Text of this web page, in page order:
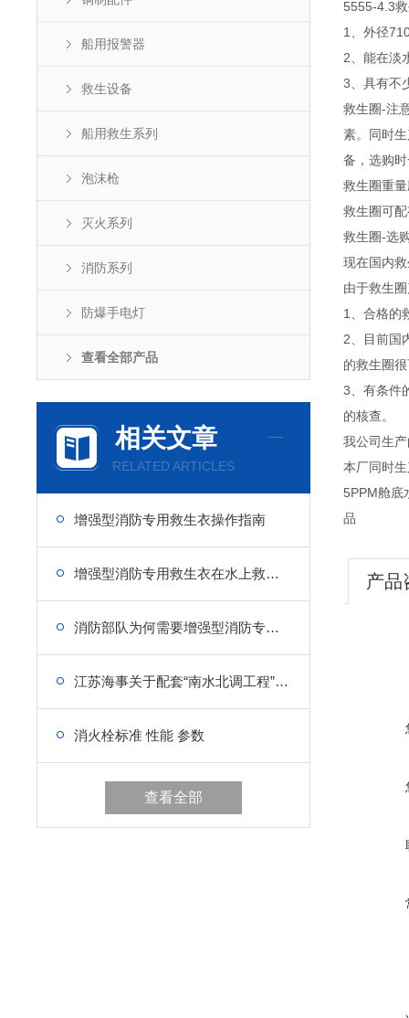
船用报警器
救生设备
船用救生系列
泡沫枪
灭火系列
消防系列
防爆手电灯
查看全部产品
相关文章
RELATED ARTICLES
增强型消防专用救生衣操作指南
增强型消防专用救生衣在水上救援中的重要性
消防部队为何需要增强型消防专用救生衣
江苏海事关于配套“南水北调工程”船用设备的政策
消火栓标准 性能 参数
查看全部
5555-4.3
1、外径
2、能在淡
3、具有不
救生圈-注
素。同时
备，选购
救生圈重
救生圈可
救生圈-选
现在国内
由于救生
1、合格的
2、目前国
的救生圈
3、有条件
的核查。
我公司生
本厂同时
5PPM舱底
品
产品